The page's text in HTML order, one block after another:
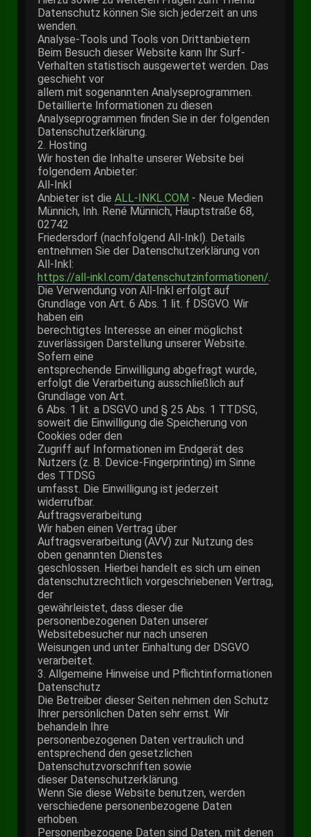
Datenschutz können Sie sich jederzeit an uns
wenden.
Analyse-Tools und Tools von Drittanbietern
Beim Besuch dieser Website kann Ihr Surf-
Verhalten statistisch ausgewertet werden. Das
geschieht vor
allem mit sogenannten Analyseprogrammen.
Detaillierte Informationen zu diesen
Analyseprogrammen finden Sie in der folgenden
Datenschutzerklärung.
2. Hosting
Wir hosten die Inhalte unserer Website bei
folgendem Anbieter:
All-Inkl
Anbieter ist die ALL-INKL.COM - Neue Medien
Münnich, Inh. René Münnich, Hauptstraße 68,
02742
Friedersdorf (nachfolgend All-Inkl). Details
entnehmen Sie der Datenschutzerklärung von
All-Inkl:
https://all-inkl.com/datenschutzinformationen/.
Die Verwendung von All-Inkl erfolgt auf
Grundlage von Art. 6 Abs. 1 lit. f DSGVO. Wir
haben ein
berechtigtes Interesse an einer möglichst
zuverlässigen Darstellung unserer Website.
Sofern eine
entsprechende Einwilligung abgefragt wurde,
erfolgt die Verarbeitung ausschließlich auf
Grundlage von Art.
6 Abs. 1 lit. a DSGVO und § 25 Abs. 1 TTDSG,
soweit die Einwilligung die Speicherung von
Cookies oder den
Zugriff auf Informationen im Endgerät des
Nutzers (z. B. Device-Fingerprinting) im Sinne
des TTDSG
umfasst. Die Einwilligung ist jederzeit
widerrufbar.
Auftragsverarbeitung
Wir haben einen Vertrag über
Auftragsverarbeitung (AVV) zur Nutzung des
oben genannten Dienstes
geschlossen. Hierbei handelt es sich um einen
datenschutzrechtlich vorgeschriebenen Vertrag,
der
gewährleistet, dass dieser die
personenbezogenen Daten unserer
Websitebesucher nur nach unseren
Weisungen und unter Einhaltung der DSGVO
verarbeitet.
3. Allgemeine Hinweise und Pflichtinformationen
Datenschutz
Die Betreiber dieser Seiten nehmen den Schutz
Ihrer persönlichen Daten sehr ernst. Wir
behandeln Ihre
personenbezogenen Daten vertraulich und
entsprechend den gesetzlichen
Datenschutzvorschriften sowie
dieser Datenschutzerklärung.
Wenn Sie diese Website benutzen, werden
verschiedene personenbezogene Daten
erhoben.
Personenbezogene Daten sind Daten, mit denen